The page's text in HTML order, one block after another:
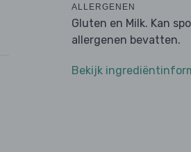
ALLERGENEN
Gluten en Milk. Kan
allergenen bevatten.
Bekijk